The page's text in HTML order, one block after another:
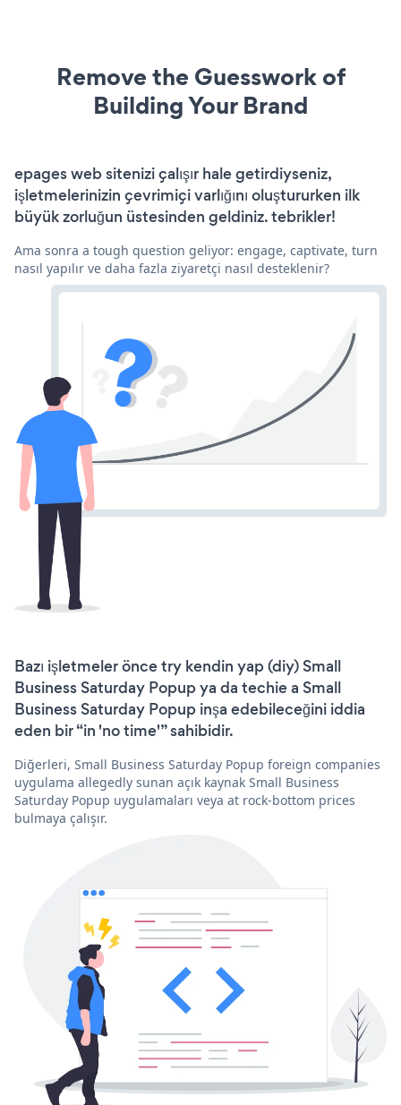
Remove the Guesswork of
Building Your Brand
epages web sitenizi çalışır hale getirdiyseniz,
işletmelerinizin çevrimiçi varlığını oluştururken ilk
büyük zorluğun üstesinden geldiniz. tebrikler!
Ama sonra a tough question geliyor: engage, captivate, turn
nasıl yapılır ve daha fazla ziyaretçi nasıl desteklenir?
Bazı işletmeler önce try kendin yap (diy) Small
Business Saturday Popup ya da techie a Small
Business Saturday Popup inşa edebileceğini iddia
eden bir “in 'no time'” sahibidir.
Diğerleri, Small Business Saturday Popup foreign companies
uygulama allegedly sunan açık kaynak Small Business
Saturday Popup uygulamaları veya at rock-bottom prices
bulmaya çalışır.